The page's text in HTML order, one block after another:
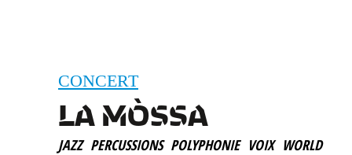
CONCERT
LA MÒSSA
JAZZ PERCUSSIONS POLYPHONIE VOIX WORLD